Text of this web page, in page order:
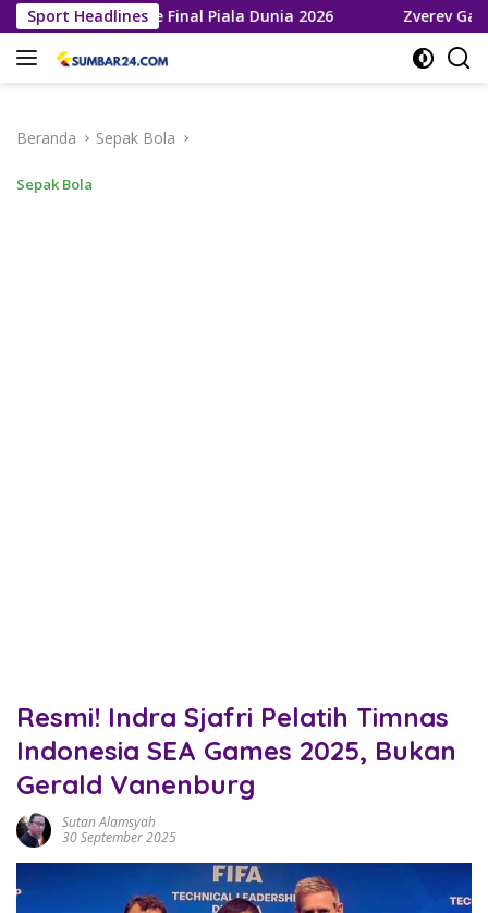
Langsung
ke
konten
Sport Headlines
ke Final Piala Dunia 2026 Zverev Gagal Juara di
Beranda Sepak Bola
Sepak Bola
Resmi! Indra Sjafri Pelatih Timnas
Indonesia SEA Games 2025, Bukan
Gerald Vanenburg
Sutan Alamsyah
30 September 2025